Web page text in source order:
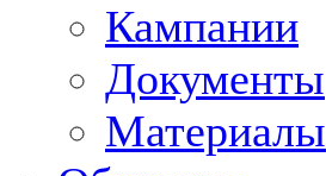
Кампании
Документы
Материалы